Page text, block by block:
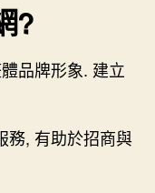
?
品牌形象. 建立
務, 有助於招商與